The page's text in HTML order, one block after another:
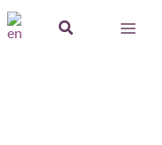
Cerca